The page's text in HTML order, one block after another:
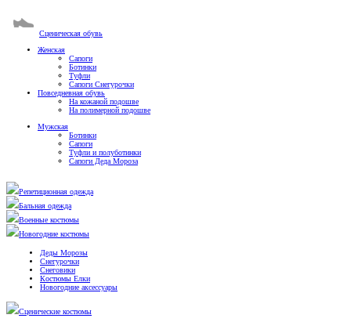
Сценическая обувь
Женская
Сапоги
Ботинки
Туфли
Сапоги Снегурочки
Повседневная обувь
На кожаной подошве
На полимерной подошве
Мужская
Ботинки
Сапоги
Туфли и полуботинки
Сапоги Деда Мороза
Репетиционная одежда
Бальная одежда
Военные костюмы
Новогодние костюмы
Деды Морозы
Снегурочки
Снеговики
Костюмы Елки
Новогодние аксессуары
Сценические костюмы